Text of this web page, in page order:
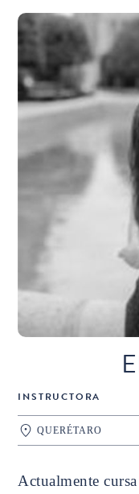
INSTRUCTORA
QUERÉTARO
Actualmente